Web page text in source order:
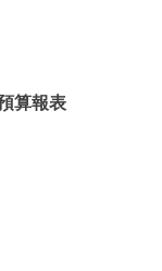
辦
算報表